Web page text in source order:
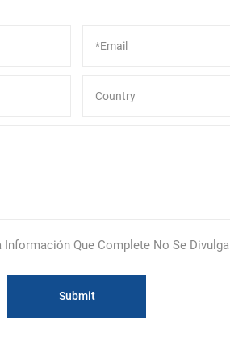
Información Que Complete No Se